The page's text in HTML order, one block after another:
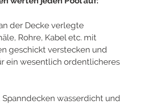
der Decke verlegte
Rohre, Kabel etc. mit
geschickt verstecken und
ein wesentlich ordentlicheres
wasserdicht und